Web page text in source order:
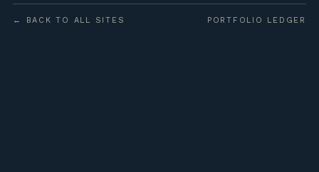
← BACK TO ALL SITES PORTFOLIO LEDGER